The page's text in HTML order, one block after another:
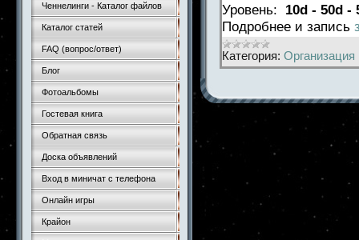
Ченнелинги - Каталог файлов
Каталог статей
FAQ (вопрос/ответ)
Блог
Фотоальбомы
Гостевая книга
Обратная связь
Доска объявлений
Вход в миничат с телефона
Онлайн игры
Крайон
Уровень: 10d - 50d -
Подробнее и запись
Категория: